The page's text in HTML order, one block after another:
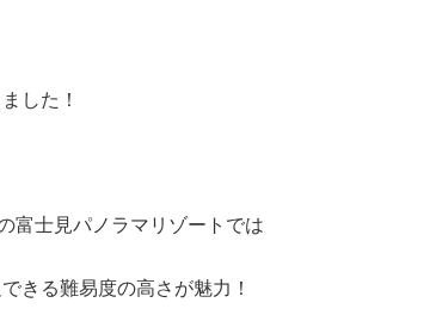
した！
富士見パノラマリゾートでは
きる難易度の高さが魅力！